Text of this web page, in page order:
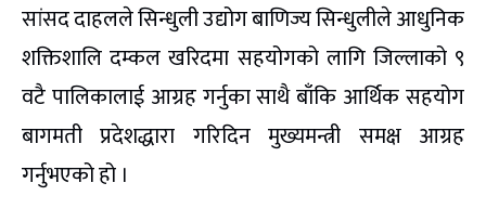
सांसद दाहलले सिन्धुली उद्योग बाणिज्य सिन्धुलीले आधुनिक
शक्तिशालि दम्कल खरिदमा सहयोगको लागि जिल्लाको ९
वटै पालिकालाई आग्रह गर्नुका साथै बाँकि आर्थिक सहयोग
बागमती प्रदेशद्धारा गरिदिन मुख्यमन्त्री समक्ष आग्रह
गर्नुभएको हो ।